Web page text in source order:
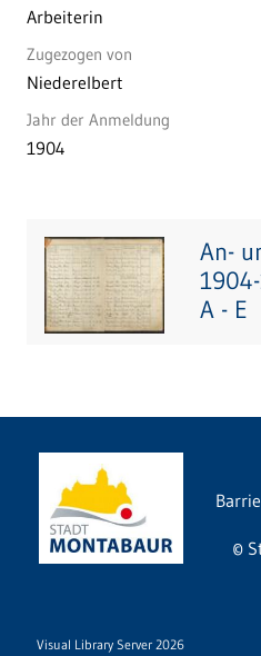
Arbeiterin
Zugezogen von
Niederelbert
Jahr der Anmeldung
1904
An-
A - E
©
Visual Library Server 2026